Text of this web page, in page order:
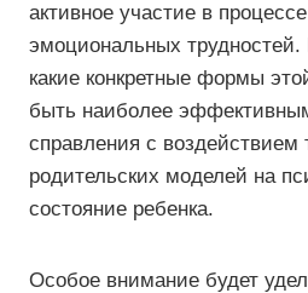
активное участие в
эмоциональных
какие конкретные формы
быть наиболее
справления с воздействием
родительских моделей на
состояние ребенка.
Особое внимание будет